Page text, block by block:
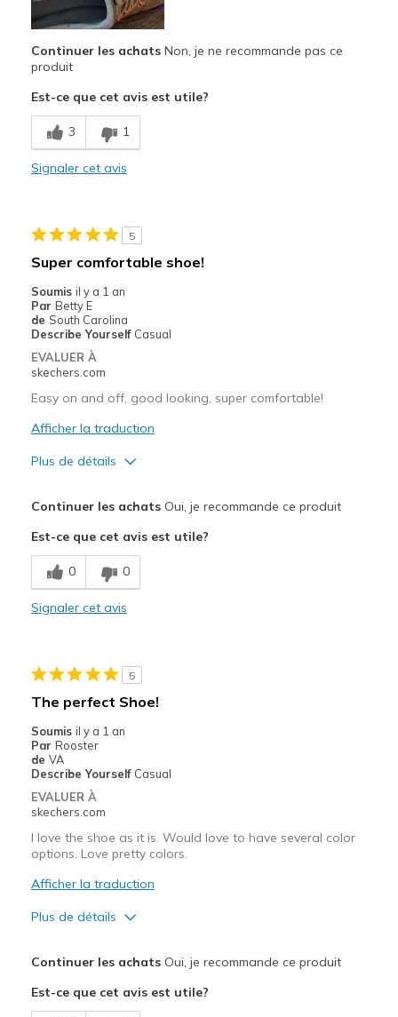
Continuer les achatsNon, je ne recommande pas ce
produit
Est-ce que cet avis est utile?
3 1
Signaler cet avis
5
Super comfortable shoe!
Soumis il y a 1 an
Par Betty E
de South Carolina
Describe Yourself Casual
EVALUER À
skechers.com
Easy on and off, good looking, super comfortable!
Afficher la traduction
Plus de détails
Breathe Well
Comfortable
Les meilleures utilisations
Travel
Width
Sizing
View On Shoes
I'm Into Shoes
Continuer les achatsOui, je recommande ce produit
Est-ce que cet avis est utile?
0 0
Signaler cet avis
5
The perfect Shoe!
Soumis il y a 1 an
Par Rooster
de VA
Describe Yourself Casual
EVALUER À
skechers.com
I love the shoe as it is. Would love to have several color
options. Love pretty colors.
Afficher la traduction
Plus de détails
Breathe Well
Continuer les achatsOui, je recommande ce produit
Est-ce que cet avis est utile?